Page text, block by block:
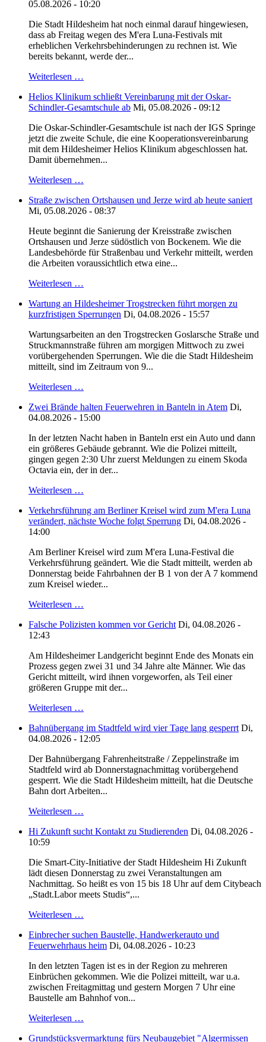
05.08.2026 - 10:20
Die Stadt Hildesheim hat noch einmal darauf hingewiesen,
dass ab Freitag wegen des M'era Luna-Festivals mit
erheblichen Verkehrsbehinderungen zu rechnen ist. Wie
bereits bekannt, werde der...
Weiterlesen …
Helios Klinikum schließt Vereinbarung mit der Oskar-
Schindler-Gesamtschule ab Mi, 05.08.2026 - 09:12
Die Oskar-Schindler-Gesamtschule ist nach der IGS Springe
jetzt die zweite Schule, die eine Kooperationsvereinbarung
mit dem Hildesheimer Helios Klinikum abgeschlossen hat.
Damit übernehmen...
Weiterlesen …
Straße zwischen Ortshausen und Jerze wird ab heute saniert
Mi, 05.08.2026 - 08:37
Heute beginnt die Sanierung der Kreisstraße zwischen
Ortshausen und Jerze südöstlich von Bockenem. Wie die
Landesbehörde für Straßenbau und Verkehr mitteilt, werden
die Arbeiten voraussichtlich etwa eine...
Weiterlesen …
Wartung an Hildesheimer Trogstrecken führt morgen zu
kurzfristigen Sperrungen Di, 04.08.2026 - 15:57
Wartungsarbeiten an den Trogstrecken Goslarsche Straße und
Struckmannstraße führen am morgigen Mittwoch zu zwei
vorübergehenden Sperrungen. Wie die die Stadt Hildesheim
mitteilt, sind im Zeitraum von 9...
Weiterlesen …
Zwei Brände halten Feuerwehren in Banteln in Atem Di,
04.08.2026 - 15:00
In der letzten Nacht haben in Banteln erst ein Auto und dann
ein größeres Gebäude gebrannt. Wie die Polizei mitteilt,
gingen gegen 2:30 Uhr zuerst Meldungen zu einem Skoda
Octavia ein, der in der...
Weiterlesen …
Verkehrsführung am Berliner Kreisel wird zum M'era Luna
verändert, nächste Woche folgt Sperrung Di, 04.08.2026 -
14:00
Am Berliner Kreisel wird zum M'era Luna-Festival die
Verkehrsführung geändert. Wie die Stadt mitteilt, werden ab
Donnerstag beide Fahrbahnen der B 1 von der A 7 kommend
zum Kreisel wieder...
Weiterlesen …
Falsche Polizisten kommen vor Gericht Di, 04.08.2026 -
12:43
Am Hildesheimer Landgericht beginnt Ende des Monats ein
Prozess gegen zwei 31 und 34 Jahre alte Männer. Wie das
Gericht mitteilt, wird ihnen vorgeworfen, als Teil einer
größeren Gruppe mit der...
Weiterlesen …
Bahnübergang im Stadtfeld wird vier Tage lang gesperrt Di,
04.08.2026 - 12:05
Der Bahnübergang Fahrenheitstraße / Zeppelinstraße im
Stadtfeld wird ab Donnerstagnachmittag vorübergehend
gesperrt. Wie die Stadt Hildesheim mitteilt, hat die Deutsche
Bahn dort Arbeiten...
Weiterlesen …
Hi Zukunft sucht Kontakt zu Studierenden Di, 04.08.2026 -
10:59
Die Smart-City-Initiative der Stadt Hildesheim Hi Zukunft
lädt diesen Donnerstag zu zwei Veranstaltungen am
Nachmittag. So heißt es von 15 bis 18 Uhr auf dem Citybeach
„Stadt.Labor meets Studis“,...
Weiterlesen …
Einbrecher suchen Baustelle, Handwerkerauto und
Feuerwehrhaus heim Di, 04.08.2026 - 10:23
In den letzten Tagen ist es in der Region zu mehreren
Einbrüchen gekommen. Wie die Polizei mitteilt, war u.a.
zwischen Freitagmittag und gestern Morgen 7 Uhr eine
Baustelle am Bahnhof von...
Weiterlesen …
Grundstücksvermarktung fürs Neubaugebiet "Algermissen